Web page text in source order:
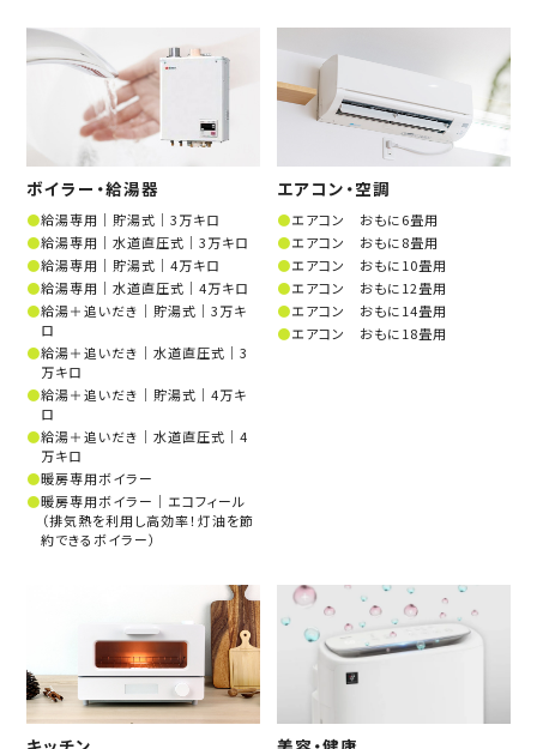
ボイラー・給湯器
給湯専用│貯湯式│3万キロ
給湯専用│水道直圧式│3万キロ
給湯専用│貯湯式│4万キロ
給湯専用│水道直圧式│4万キロ
給湯＋追いだき│貯湯式│3万キ
ロ
給湯＋追いだき│水道直圧式│3
万キロ
給湯＋追いだき│貯湯式│4万キ
ロ
給湯＋追いだき│水道直圧式│4
万キロ
暖房専用ボイラー
暖房専用ボイラー│エコフィール
（排気熱を利用し高効率！灯油を節
約できるボイラー）
エアコン・空調
エアコン おもに6畳用
エアコン おもに8畳用
エアコン おもに10畳用
エアコン おもに12畳用
エアコン おもに14畳用
エアコン おもに18畳用